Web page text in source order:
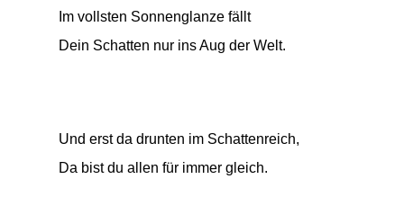
Im vollsten Sonnenglanze fällt
Dein Schatten nur ins Aug der Welt.
Und erst da drunten im Schattenreich,
Da bist du allen für immer gleich.